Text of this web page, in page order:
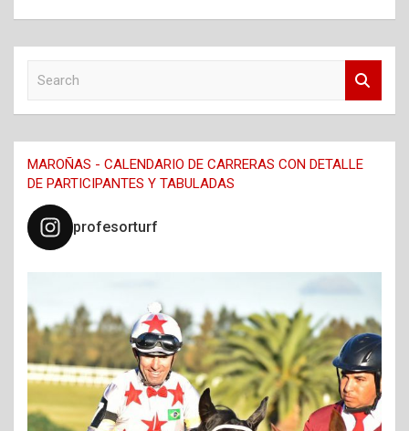
c
h
MAROÑAS - CALENDARIO DE CARRERAS CON DETALLE
DE PARTICIPANTES Y TABULADAS
profesorturf